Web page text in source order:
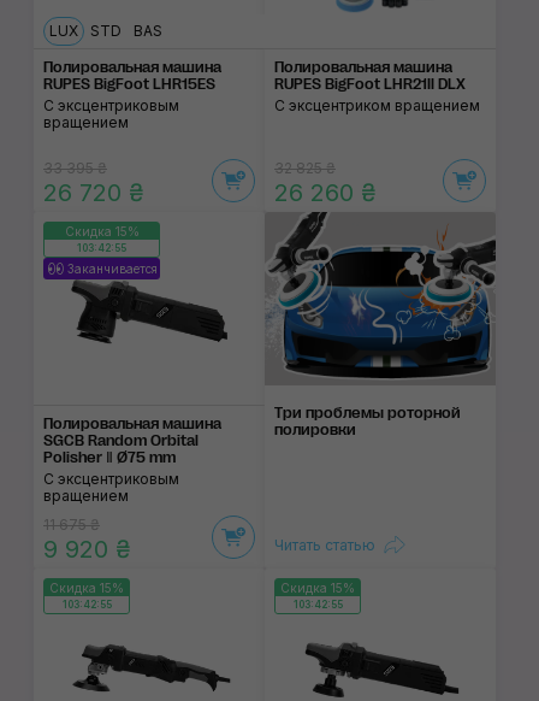
LUX STD BAS
Полировальная маши­на
RUPES BigFoot LHR15ES
С эксцентриковым
вращением
33 395 ₴
26 720 ₴
Полировальная машина
RUPES BigFoot LHR21II DLX
С эксцентриком вращением
32 825 ₴
26 260 ₴
Скидка 15%
103:42:55
Заканчивается
Полировальная маши­на
SGCB Random Orbital
Polisher Ⅱ Ø75 mm
С эксцентриковым
вращением
11 675 ₴
9 920 ₴
Три проблемы роторной
полировки
Читать статью
Скидка 15%
103:42:55
Скидка 15%
103:42:55